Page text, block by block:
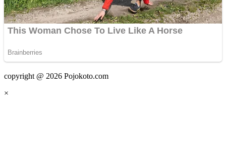
copyright @ 2026 Pojokoto.com
×